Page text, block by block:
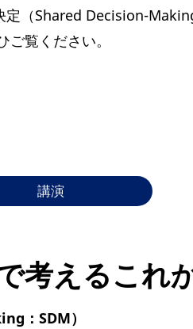
（Shared Decision-
覧ください。
講演
考えるこれ
：SDM）